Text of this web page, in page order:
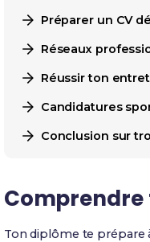
Préparer un CV
Réseaux
Réussir ton
Candidatures
Conclusion sur
Comprendre
Ton diplôme te prépare